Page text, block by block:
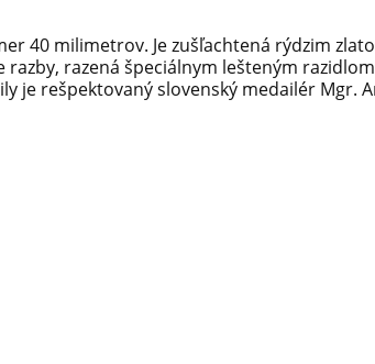
40 milimetrov. Je zušľachtená rýdzim
razby, razená špeciálnym lešteným
je rešpektovaný slovenský medailér Mgr.